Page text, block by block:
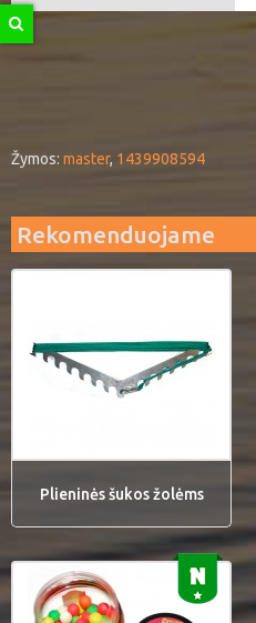
Žymos: master, 1439908594
Rekomenduojame
Plieninės šukos žolėms